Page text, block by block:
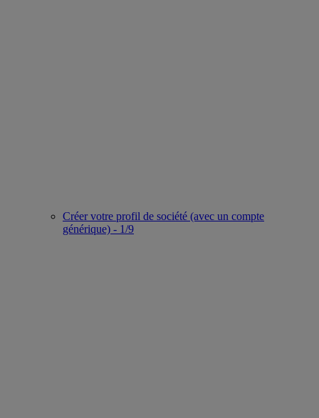
Créer votre profil de société (avec un compte
générique) - 1/9